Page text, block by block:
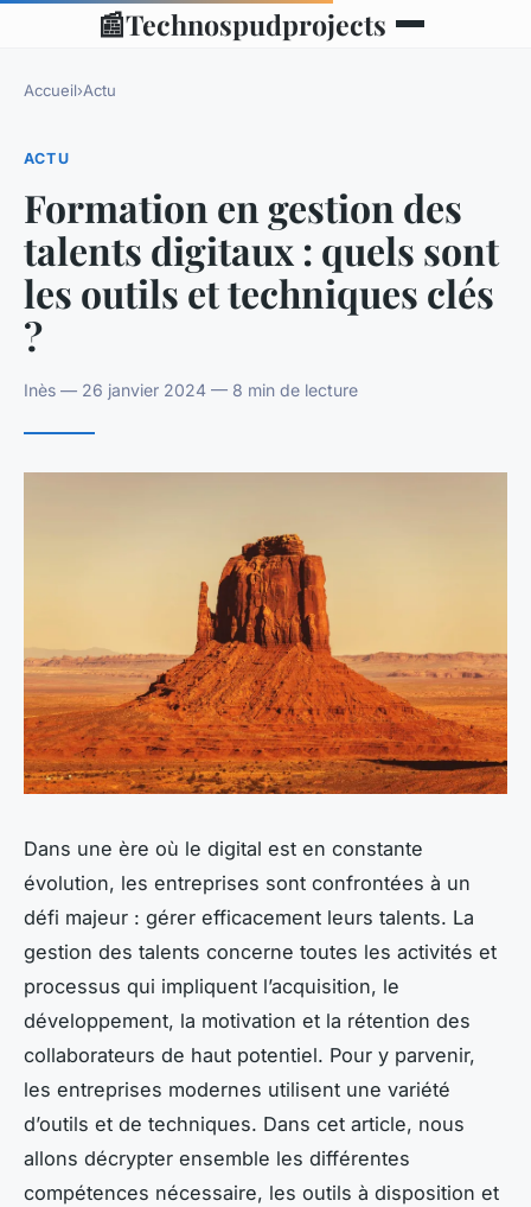
📰Technospudprojects
Accueil›Actu
ACTU
Formation en gestion des
talents digitaux : quels sont
les outils et techniques clés
?
Inès — 26 janvier 2024 — 8 min de lecture
Dans une ère où le digital est en constante
évolution, les entreprises sont confrontées à un
défi majeur : gérer efficacement leurs talents. La
gestion des talents concerne toutes les activités et
processus qui impliquent l’acquisition, le
développement, la motivation et la rétention des
collaborateurs de haut potentiel. Pour y parvenir,
les entreprises modernes utilisent une variété
d’outils et de techniques. Dans cet article, nous
allons décrypter ensemble les différentes
compétences nécessaire, les outils à disposition et